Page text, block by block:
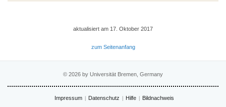
aktualisiert am 17. Oktober 2017
zum Seitenanfang
© 2026 by Universität Bremen, Germany
Impressum Datenschutz Hilfe Bildnachweis